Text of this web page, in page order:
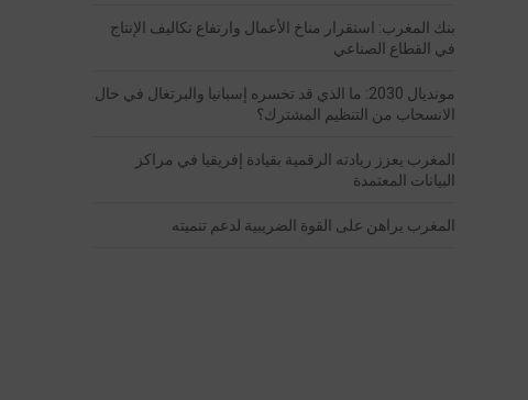
بنك المغرب: استقرار مناخ الأعمال وارتفاع تكاليف الإنتاج
في القطاع الصناعي
مونديال 2030: ما الذي قد تخسره إسبانيا والبرتغال في حال
الانسحاب من التنظيم المشترك؟
المغرب يعزز ريادته الرقمية بقيادة إفريقيا في مراكز
البيانات المعتمدة
المغرب يراهن على القوة الضريبية لدعم تنميته